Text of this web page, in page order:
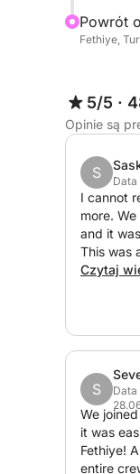
Pyszny,
wrażenia
Cena
Paliwo
Kapitan i
Lunch
Opłata za
Cena nie
Kolacja
Bar na
Powrót
Fethiye,
5/5 ·
Opinie są
S
I cannot
more.
and it
This was
and
Fethiye it
is also
day/
Czytaj
S
We
it was
Fethiye!
entire